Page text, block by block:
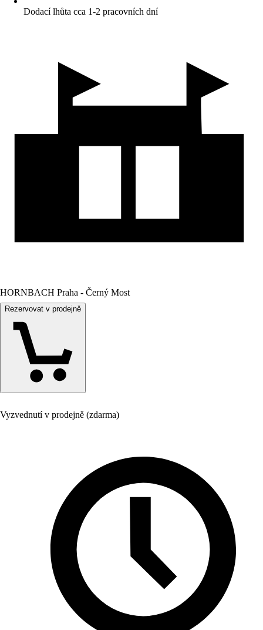
Dodací lhůta cca 1-2 pracovních dní
HORNBACH Praha - Černý Most
Rezervovat v prodejně
Vyzvednutí v prodejně (zdarma)